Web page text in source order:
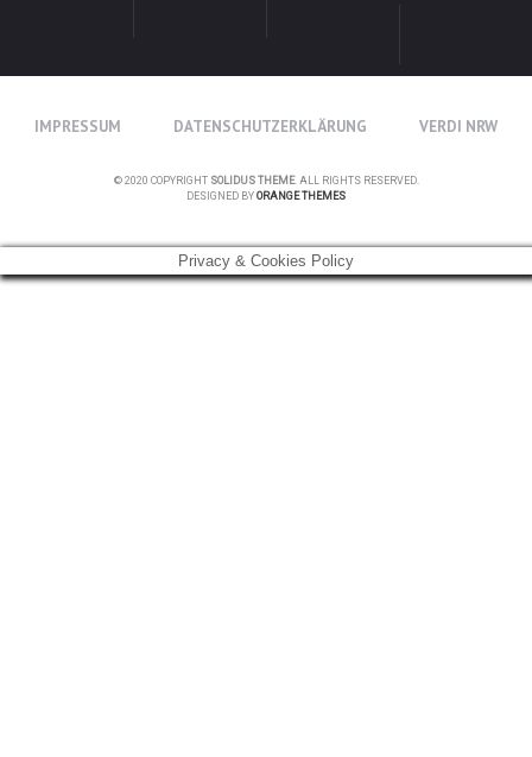
IMPRESSUM DATENSCHUTZERKLÄRUNG VERDI NRW
© 2020 COPYRIGHT SOLIDUS THEME. ALL RIGHTS RESERVED.
DESIGNED BY ORANGE THEMES
Privacy & Cookies Policy